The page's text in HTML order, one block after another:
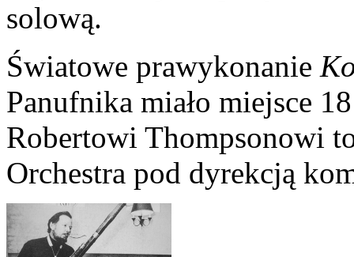
solową.
Światowe prawykonanie
Panufnika miało miejsce
Robertowi Thompsonowi
Orchestra pod dyrekcją